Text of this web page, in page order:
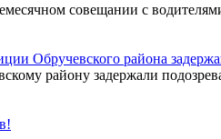
совещании с
Обручевского района
району задержали